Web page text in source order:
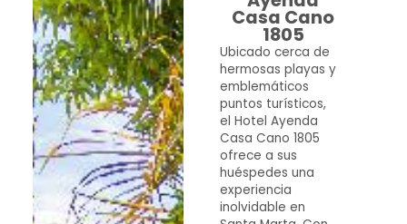
Casa Cano
1805
Ubicado cerca de
hermosas playas y
emblemáticos
puntos turísticos,
el Hotel Ayenda
Casa Cano 1805
ofrece a sus
huéspedes una
experiencia
inolvidable en